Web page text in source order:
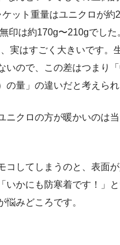
ット重量はユニクロが約
印は約170g〜210gでした
実はすごく大きいです。
いので、この差はつまり
の量」の違いだと考えられ
ニクロの方が暖かいのは
コしてしまうのと、表面
いかにも防寒着です！」
悩みどころです。